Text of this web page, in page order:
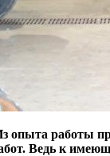
опыта работы
Ведь к